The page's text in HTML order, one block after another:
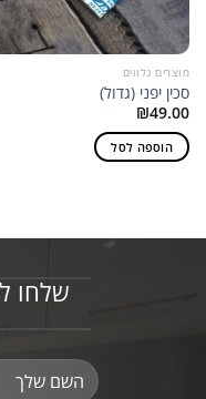
מוצרים נלווים
סכין יפני (גדול)
₪49.00
הוספה לסל
שלחו